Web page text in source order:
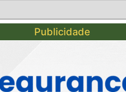
Publicidade